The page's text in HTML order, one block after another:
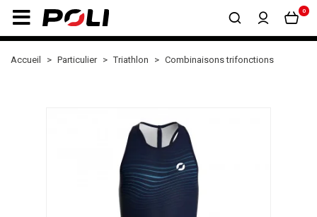
0
Accueil Particulier Triathlon Combinaisons trifonctions